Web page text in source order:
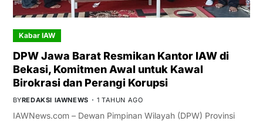
Kabar IAW
DPW Jawa Barat Resmikan Kantor IAW di
Bekasi, Komitmen Awal untuk Kawal
Birokrasi dan Perangi Korupsi
BYREDAKSI IAWNEWS 1 TAHUN AGO
IAWNews.com – Dewan Pimpinan Wilayah (DPW) Provinsi